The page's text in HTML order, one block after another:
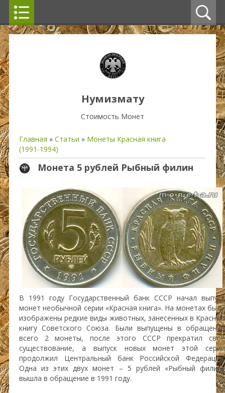
Нумизмату
Стоимость Монет
Главная » Статьи » Монеты Красная книга
(1991-1994)
Монета 5 рублей Рыбный филин
В 1991 году Государственный банк СССР начал выпуск
монет необычной серии «Красная книга». На монетах были
изображены редкие виды животных, занесенных в Красную
книгу Советского Союза. Были выпущены в обращение
всего 2 монеты, после этого СССР прекратил свое
существование, а выпуск новых монет этой серии
продолжил Центральный банк Российской Федерации.
Одна из этих двух монет – 5 рублей «Рыбный филин»
вышла в обращение в 1991 году.